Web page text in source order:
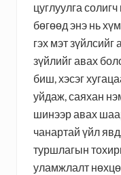
цуглуулга
бөгөөд энэ нь
гэх мэт
зүйлийг авах
биш, хэсэг
уйдаж, саяхан
шинээр авах
чанартай үйл
туршлагын
уламжлалт